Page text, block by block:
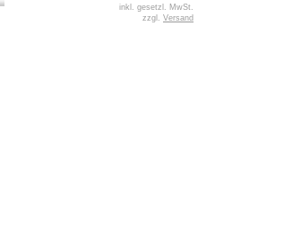
inkl. gesetzl. MwSt.
zzgl. Versand